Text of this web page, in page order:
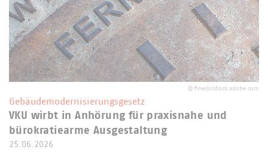
© finecki/stock.adobe.com
Gebäudemodernisierungsgesetz
VKU wirbt in Anhörung für praxisnahe und
bürokratiearme Ausgestaltung
25.06.2026